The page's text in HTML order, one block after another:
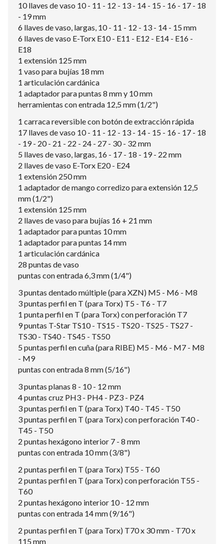
10 llaves de vaso 10 - 11 - 12 - 13 - 14 - 15 - 16 - 17 - 18
- 19 mm
6 llaves de vaso, largas, 10 - 11 - 12 - 13 - 14 - 15 mm
6 llaves de vaso E-Torx E10 - E11 - E12 - E14 - E16 -
E18
1 extensión 125 mm
1 vaso para bujías 18 mm
1 articulación cardánica
1 adaptador para puntas 8 mm y 10 mm
herramientas con entrada 12,5 mm (1/2")
1 carraca reversible con botón de extracción rápida
17 llaves de vaso 10 - 11 - 12 - 13 - 14 - 15 - 16 - 17 - 18
- 19 - 20 - 21 - 22 - 24 - 27 - 30 - 32 mm
5 llaves de vaso, largas, 16 - 17 - 18 - 19 - 22 mm
2 llaves de vaso E-Torx E20 - E24
1 extensión 250 mm
1 adaptador de mango corredizo para extensión 12,5
mm (1/2")
1 extensión 125 mm
2 llaves de vaso para bujías 16 + 21 mm
1 adaptador para puntas 10 mm
1 adaptador para puntas 14 mm
1 articulación cardánica
28 puntas de vaso
puntas con entrada 6,3 mm (1/4")
3 puntas dentado múltiple (para XZN) M5 - M6 - M8
3 puntas perfil en T (para Torx) T5 - T6 - T7
1 punta perfil en T (para Torx) con perforación T7
9 puntas T-Star TS10 - TS15 - TS20 - TS25 - TS27 -
TS30 - TS40 - TS45 - TS50
5 puntas perfil en cuña (para RIBE) M5 - M6 - M7 - M8
- M9
puntas con entrada 8 mm (5/16")
3 puntas planas 8 - 10 - 12 mm
4 puntas cruz PH3 - PH4 - PZ3 - PZ4
3 puntas perfil en T (para Torx) T40 - T45 - T50
3 puntas perfil en T (para Torx) con perforación T40 -
T45 - T50
2 puntas hexágono interior 7 - 8 mm
puntas con entrada 10 mm (3/8")
2 puntas perfil en T (para Torx) T55 - T60
2 puntas perfil en T (para Torx) con perforación T55 -
T60
2 puntas hexágono interior 10 - 12 mm
puntas con entrada 14 mm (9/16")
2 puntas perfil en T (para Torx) T70 x 30 mm - T70 x
115 mm